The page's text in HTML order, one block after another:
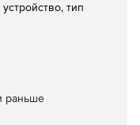
тип
раньше